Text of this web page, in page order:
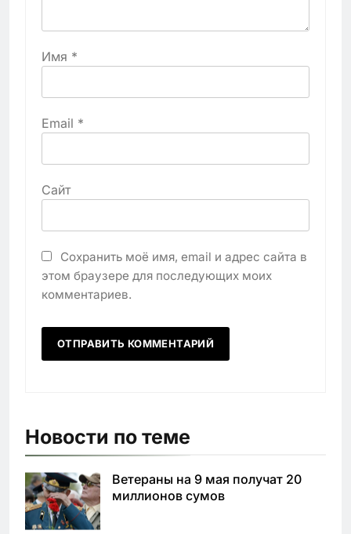
Имя *
Email *
Сайт
Сохранить моё имя, email и адрес сайта в
этом браузере для последующих моих
комментариев.
Новости по теме
Ветераны на 9 мая получат 20
миллионов сумов